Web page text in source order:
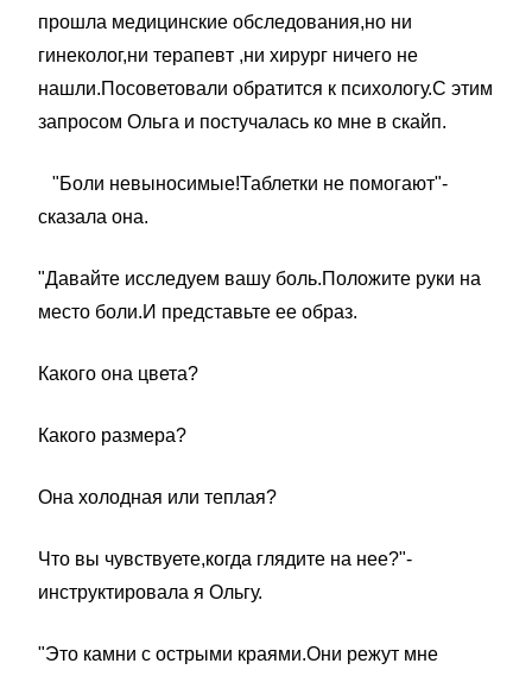
прошла медицинские обследования,но ни
гинеколог,ни терапевт ,ни хирург ничего не
нашли.Посоветовали обратится к психологу.С этим
запросом Ольга и постучалась ко мне в скайп.
"Боли невыносимые!Таблетки не помогают"-
сказала она.
"Давайте исследуем вашу боль.Положите руки на
место боли.И представьте ее образ.
Какого она цвета?
Какого размера?
Она холодная или теплая?
Что вы чувствуете,когда глядите на нее?"-
инструктировала я Ольгу.
"Это камни с острыми краями.Они режут мне